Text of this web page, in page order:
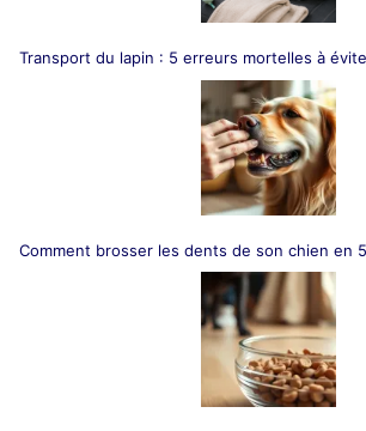
Transport du lapin : 5 erreurs mortelles à
Comment brosser les dents de son chien en